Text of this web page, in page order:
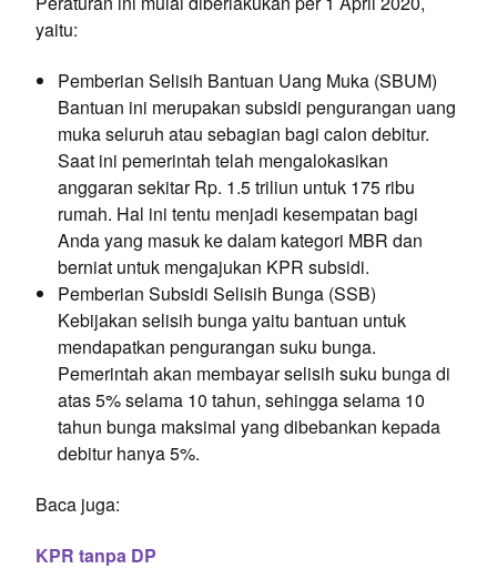
yaitu:
Pemberian Selisih Bantuan Uang Muka (SBUM)
Bantuan ini merupakan subsidi pengurangan uang
muka seluruh atau sebagian bagi calon debitur.
Saat ini pemerintah telah mengalokasikan
anggaran sekitar Rp. 1.5 triliun untuk 175 ribu
rumah. Hal ini tentu menjadi kesempatan bagi
Anda yang masuk ke dalam kategori MBR dan
berniat untuk mengajukan KPR subsidi.
Pemberian Subsidi Selisih Bunga (SSB)
Kebijakan selisih bunga yaitu bantuan untuk
mendapatkan pengurangan suku bunga.
Pemerintah akan membayar selisih suku bunga di
atas 5% selama 10 tahun, sehingga selama 10
tahun bunga maksimal yang dibebankan kepada
debitur hanya 5%.
Baca juga:
KPR tanpa DP